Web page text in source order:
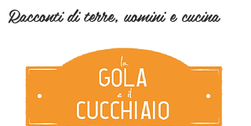
Racconti di terre, uomini e cucina